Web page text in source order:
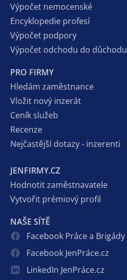
Výpočet nemocenské
Encyklopedie profesí
Výpočet podpory
Výpočet odchodu do důchodu
PRO FIRMY
Hledám zaměstnance
Vložit nový inzerát
Ceník služeb
Recenze
Nejčastější dotazy - inzerenti
JENFIRMY.CZ
Hodnotit zaměstnavatele
Vytvořit prémiový profil
NAŠE SÍTĚ
Facebook Práce a Brigády
Facebook JenPráce.cz
LinkedIn JenPráce.cz